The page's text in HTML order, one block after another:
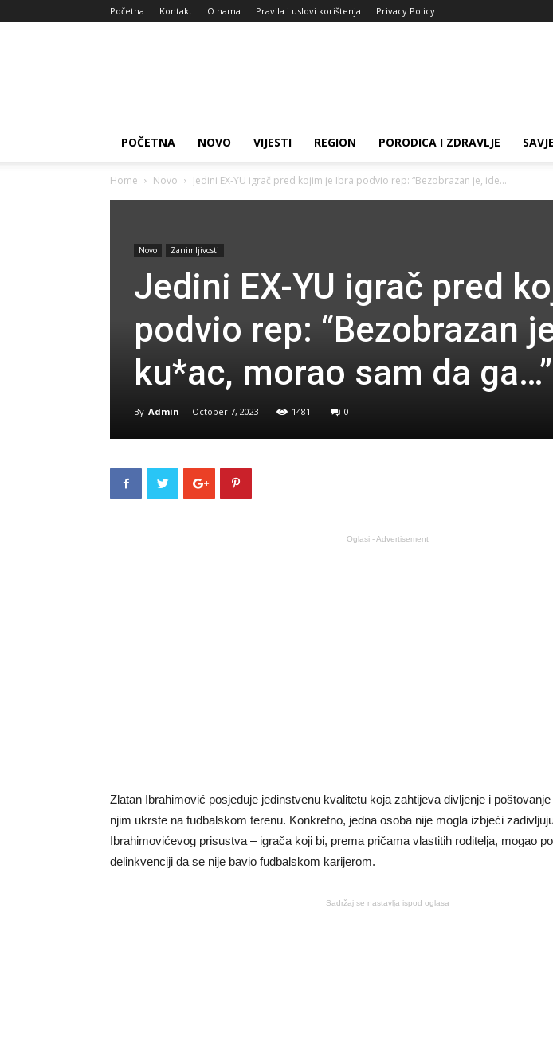
Početna Kontakt O nama Pravila i uslovi korištenja Privacy Policy
POČETNA NOVO VIJESTI REGION PORODICA I ZDRAVLJE
Home Novo Jedini EX-YU igrač pred kojim je Ibra podvio rep: “Bezobrazan je, ide...
Novo Zanimljivosti
Jedini EX-YU igrač pred
podvio rep: “Bezobrazan
ku*ac, morao sam da ga…”
By Admin - October 7, 2023 1481 0
Oglasi - Advertisement
Zlatan Ibrahimović posjeduje jedinstvenu kvalitetu koja zahtijeva divljenje i
njim ukrste na fudbalskom terenu. Konkretno, jedna osoba nije mogla izbjeći
Ibrahimovićevog prisustva – igrača koji bi, prema pričama vlastitih roditelja, mogao
delinkvenciji da se nije bavio fudbalskom karijerom.
Sadržaj se nastavlja ispod oglasa